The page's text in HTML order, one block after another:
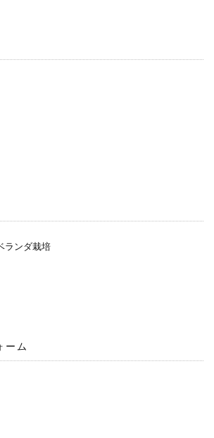
ランダ栽培
ーム